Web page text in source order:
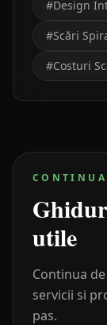
#Design
#Scări
#Costuri
utile
Continua
servicii si
pas.